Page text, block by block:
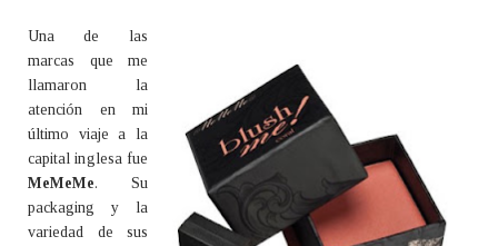
Una de las
marcas que me
llamaron la
atención en mi
último viaje a la
capital inglesa fue
MeMeMe. Su
packaging y la
variedad de sus